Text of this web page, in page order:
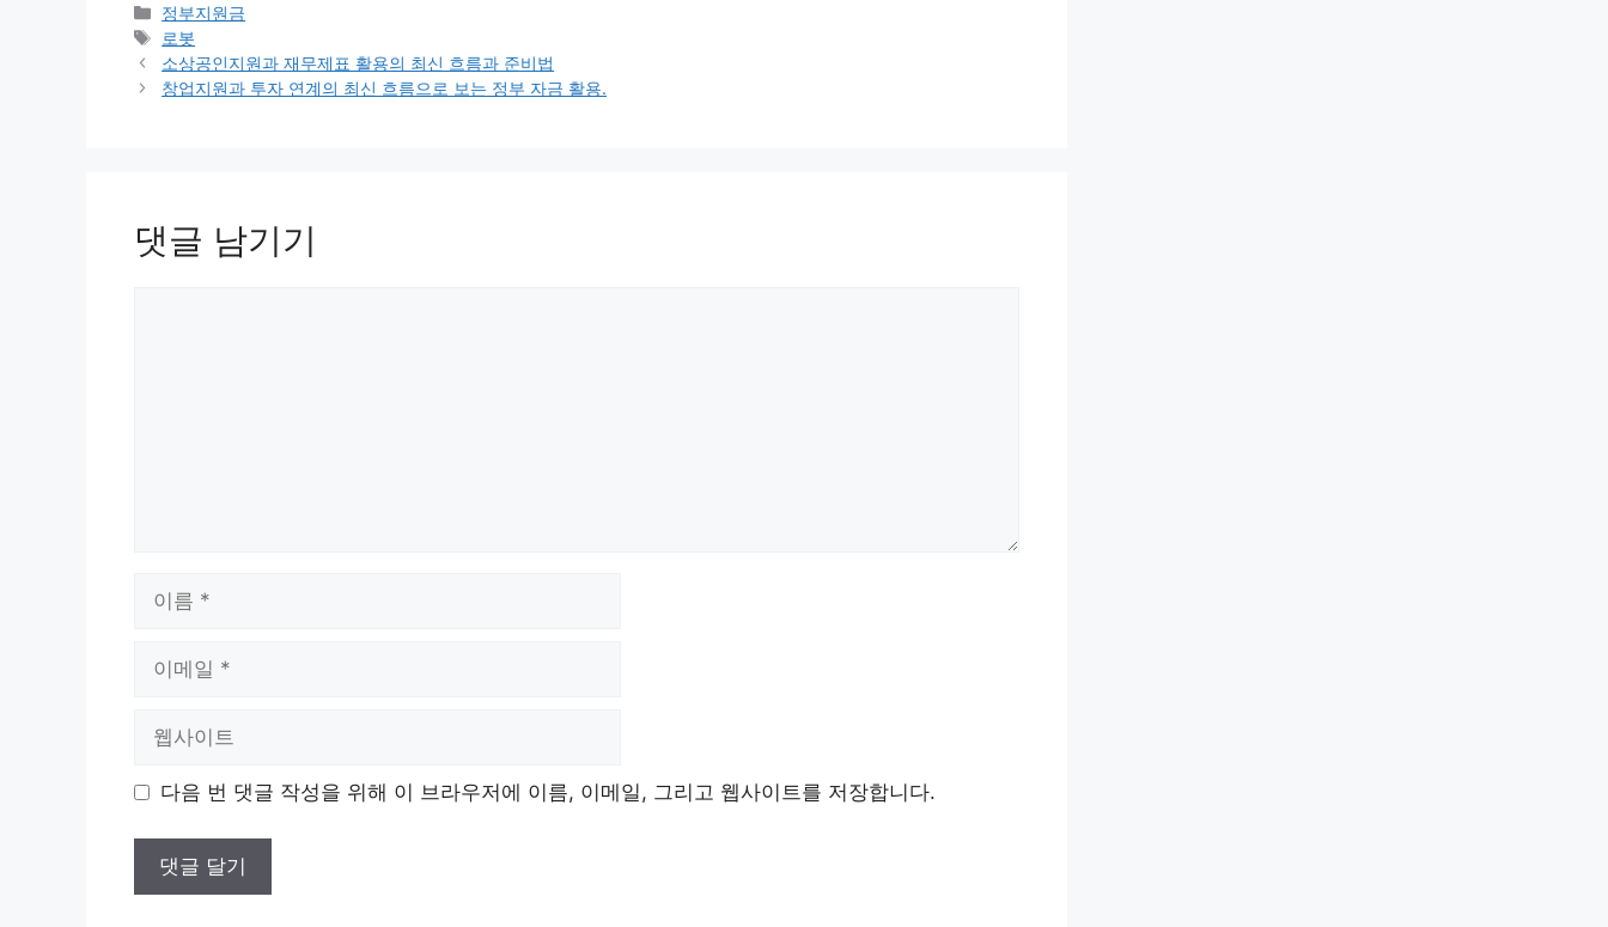
카
테
고
리
정부지원금
태
그
로봇
소상공인지원과 재무제표 활용의 최신 흐름과 준비법
창업지원과 투자 연계의 최신 흐름으로 보는 정부 자금 활용.
댓글 남기기
이 다음 번 댓글 작성을 위해 이 브라우저에 이름, 이메일, 그리고 웹사이트를 저장합니다.